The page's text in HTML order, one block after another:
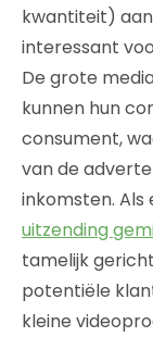
kwantiteit) aan
interessant
De grote
kunnen hun
consument,
van de
inkomsten.
uitzending
tamelijk
potentiële
kleine